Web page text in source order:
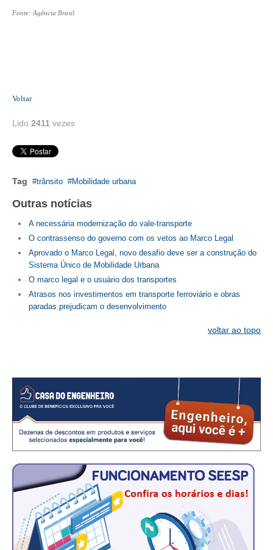
NOTÍCIAS
CONTEÚDO ESPECIAL
JORNAL DO ENGENHEIRO
SEESP NOTÍCIAS
NOTÍCIAS NO WHATSAPP
FOTOS
PUBLICAÇÕES
PUBLICIDADE
CADASTRO
ASSOCIE-SE
ATUALIZAÇÃO CADASTRAL
NÚCLEO JOVEM
Fonte: Agência Brasil
Voltar
Lido 2411 vezes
Tag trânsito Mobilidade urbana
Outras notícias
A necessária modernização do vale-transporte
O contrassenso do governo com os vetos ao Marco Legal
Aprovado o Marco Legal, novo desafio deve ser a construção do
Sistema Único de Mobilidade Urbana
O marco legal e o usuário dos transportes
Atrasos nos investimentos em transporte ferroviário e obras
paradas prejudicam o desenvolvimento
voltar ao topo